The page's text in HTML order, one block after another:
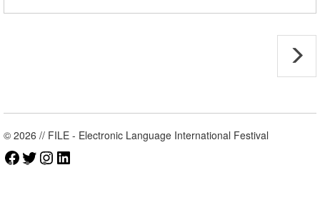
© 2026 // FILE - Electronic Language International Festival
Facebook
TwitterInstagram